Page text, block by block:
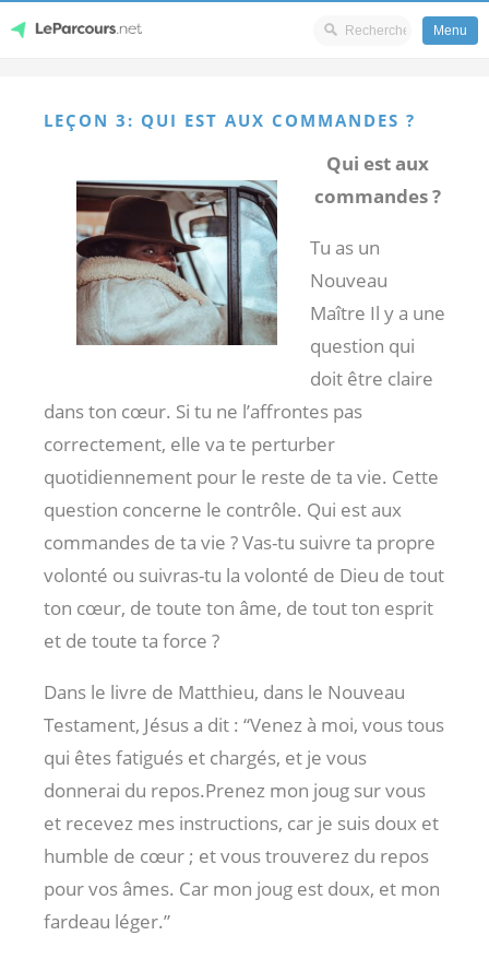
content
Menu
LEÇON 3: QUI EST AUX COMMANDES ?
Qui est aux
commandes ?
Tu as un
Nouveau
Maître Il y a une
question qui
doit être claire
dans ton cœur. Si tu ne l’affrontes pas
correctement, elle va te perturber
quotidiennement pour le reste de ta vie. Cette
question concerne le contrôle. Qui est aux
commandes de ta vie ? Vas-tu suivre ta propre
volonté ou suivras-tu la volonté de Dieu de tout
ton cœur, de toute ton âme, de tout ton esprit
et de toute ta force ?
Dans le livre de Matthieu, dans le Nouveau
Testament, Jésus a dit : “Venez à moi, vous tous
qui êtes fatigués et chargés, et je vous
donnerai du repos.Prenez mon joug sur vous
et recevez mes instructions, car je suis doux et
humble de cœur ; et vous trouverez du repos
pour vos âmes. Car mon joug est doux, et mon
fardeau léger.”